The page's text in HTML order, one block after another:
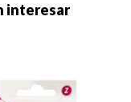
interesar